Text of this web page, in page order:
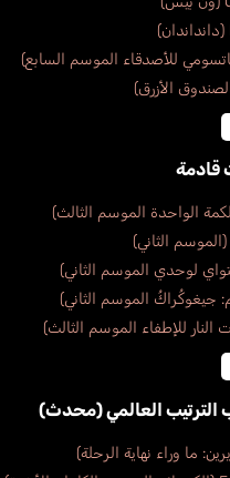
قادمة
العالمي (محدث)